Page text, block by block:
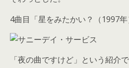
4曲目「星をみたかい？（1997年
「夜の曲ですけど」という紹介で